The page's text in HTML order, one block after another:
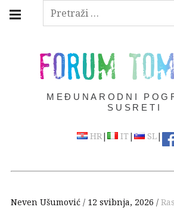
Pretraži:
Skip
FORUM
MEĐUNARODNI
SUSRETI
HR| IT | SL|
navigation
Neven Ušumović 12 svibnja, 2026